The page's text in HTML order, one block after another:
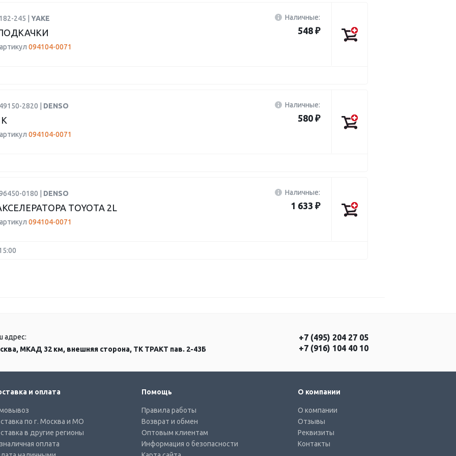
245 | YAKE
094104-0071
Наличные:
548 ₽
2820 | DENSO
094104-0071
Наличные:
580 ₽
0180 | DENSO
TOYOTA 2L
094104-0071
Наличные:
1 633 ₽
адрес:
МКАД 32 км, внешняя сторона, ТК ТРАКТ пав. 2-43Б
+7 (495) 204 27 05
+7 (916) 104 40 10
и оплата
по г. Москва и МО
в другие регионы
оплата
Помощь
Правила работы
Возврат и обмен
Оптовым клиентам
Информация о безопасности
О компании
О компании
Отзывы
Реквизиты
Контакты